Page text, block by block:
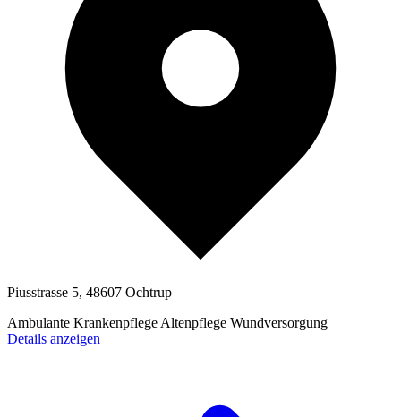
Piusstrasse 5, 48607 Ochtrup
Ambulante Krankenpflege Altenpflege Wundversorgung
Details anzeigen